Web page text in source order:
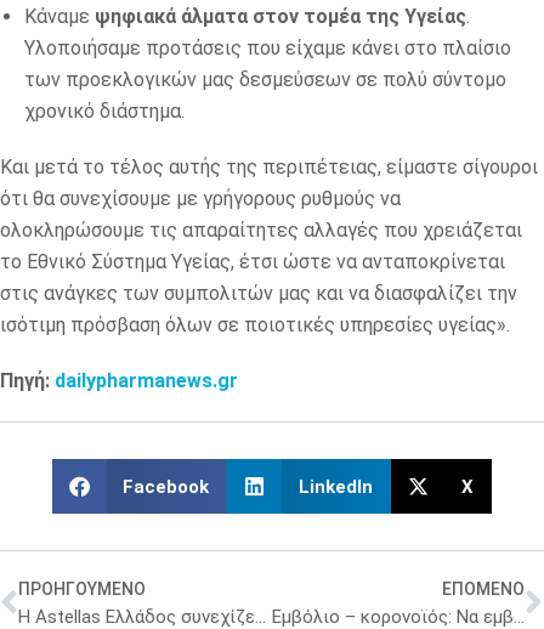
Κάναμε ψηφιακά άλματα στον τομέα της Υγείας.
Υλοποιήσαμε προτάσεις που είχαμε κάνει στο πλαίσιο
των προεκλογικών μας δεσμεύσεων σε πολύ σύντομο
χρονικό διάστημα.
Και μετά το τέλος αυτής της περιπέτειας, είμαστε σίγουροι
ότι θα συνεχίσουμε με γρήγορους ρυθμούς να
ολοκληρώσουμε τις απαραίτητες αλλαγές που χρειάζεται
το Εθνικό Σύστημα Υγείας, έτσι ώστε να ανταποκρίνεται
στις ανάγκες των συμπολιτών μας και να διασφαλίζει την
ισότιμη πρόσβαση όλων σε ποιοτικές υπηρεσίες υγείας».
Πηγή: dailypharmanews.gr
Facebook LinkedIn X
ΠΡΟΗΓΟΥΜΕΝΟ
Η Astellas Ελλάδος συνεχίζει την Εκστρατεία Ενημέρωσης και Ευαισθητοποίησης για τον καρκίνο του Προστάτη
ΕΠΟΜΕΝΟ
Εμβόλιο – κορονοϊός: Να εμβολιασθούν και οι έφηβοι άνω των 16 ετών που έχουν προβλήματα υγείας – Οι συστάσεις της Μ. Θεοδωρίδου